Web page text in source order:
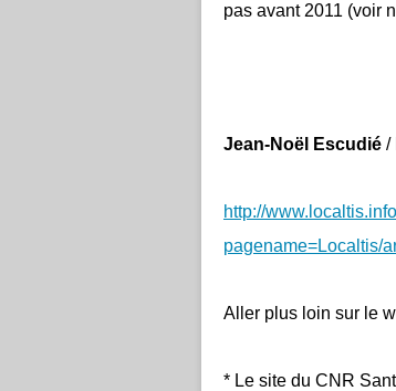
pas avant 2011 (voir
Jean-Noël Escudié /
http://
pagename=Localtis/
Aller plus loin sur le
* Le site du CNR